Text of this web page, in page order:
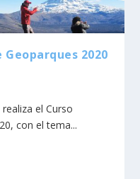
2020
el Curso
con el tema...